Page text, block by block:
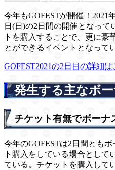
今年もGOFESTが開催！2021
日(日)の2日間の開催となって
トを購入することで、更に豪
とができるイベントとなって
GOFEST2021の2日目の詳細は
発生する主なボ
チケット有無でボーナ
今年のGOFESTは2日間とも
ト購入をしている場合として
ている。チケットを購入して